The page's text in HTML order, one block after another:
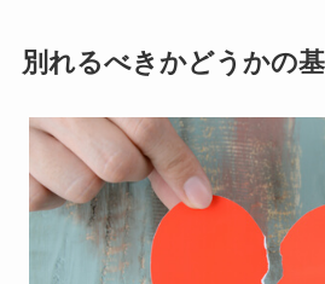
別れるべきかどうかの